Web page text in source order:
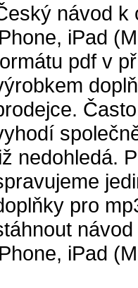
návod k
iPad
pdf v
nedohledá.
pro
iPad